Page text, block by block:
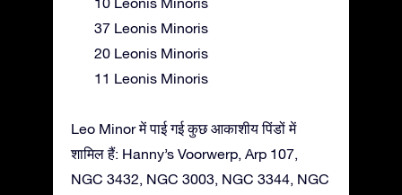
37 Leonis Minoris
20 Leonis Minoris
11 Leonis Minoris
Leo Minor में पाई गई कुछ आकाशीय पिंडों में
शामिल हैं: Hanny’s Voorwerp, Arp 107,
NGC 3432, NGC 3003, NGC 3344, NGC